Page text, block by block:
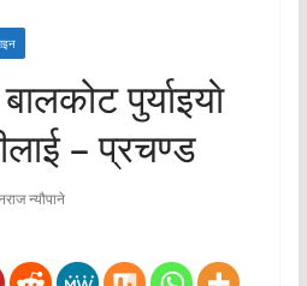
पुर्याइयाे
– प्रचण्ड
न्यौपाने